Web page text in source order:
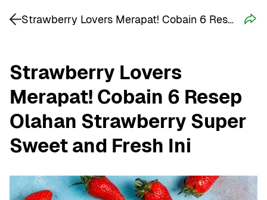
Strawberry Lovers
Merapat! Cobain 6 Resep
Olahan Strawberry Super
Sweet and Fresh Ini
Strawberry Lovers Merapat! Cobain 6 Resep Olahan Strawberry Super Sweet and Fresh Ini